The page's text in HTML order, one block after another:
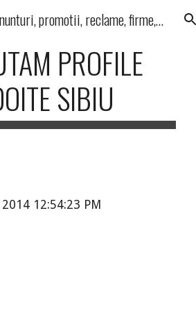
Skip to navigation
Preturi, oferte, anunturi, promotii, reclame, firme, produse, servicii
PROFILE
SIBIU
12:54:23 PM